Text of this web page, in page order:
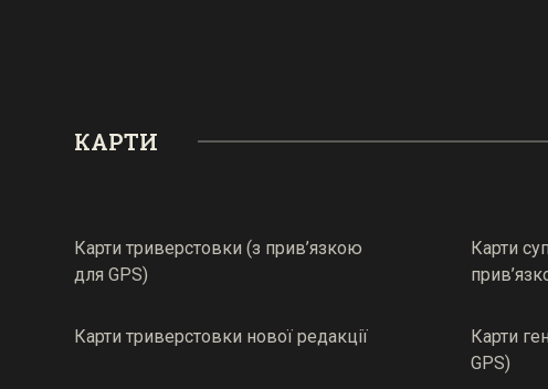
КАРТИ
Карти триверстовки (з прив’язкою
для GPS)
Карти
Карти триверстовки нової редакції
Карти
GPS)